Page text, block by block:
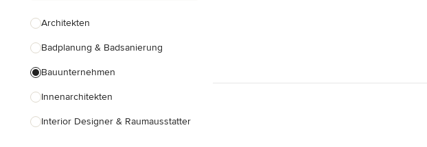
Architekten
Badplanung & Badsanierung
Bauunternehmen
Innenarchitekten
Interior Designer & Raumausstatter